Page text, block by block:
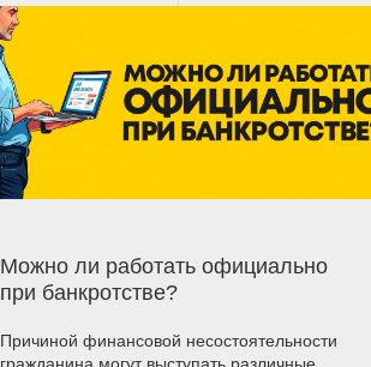
Можно ли работать официально
при банкротстве?
Причиной финансовой несостоятельности